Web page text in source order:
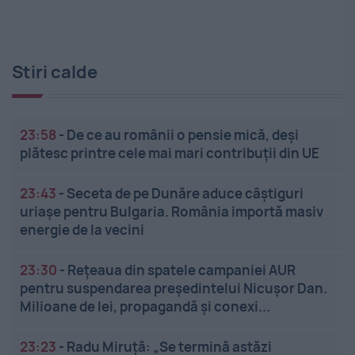
Stiri calde
23:58 - De ce au românii o pensie mică, deși
plătesc printre cele mai mari contribuții din UE
23:43 - Seceta de pe Dunăre aduce câștiguri
uriașe pentru Bulgaria. România importă masiv
energie de la vecini
23:30 - Rețeaua din spatele campaniei AUR
pentru suspendarea președintelui Nicușor Dan.
Milioane de lei, propagandă și conexi...
23:23 - Radu Miruță: „Se termină astăzi